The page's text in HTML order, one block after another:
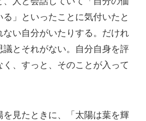
」といったことに気付いたと
ない自分がいたりする。だけれ
議とそれがない。自分自身を評
、すっと、そのことが入って
を見たときに、「太陽は葉を輝